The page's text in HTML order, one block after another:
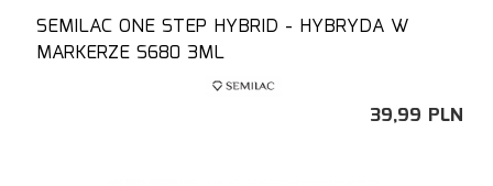
SEMILAC ONE STEP HYBRID - HYBRYDA W
MARKERZE S680 3ML
39,99 PLN